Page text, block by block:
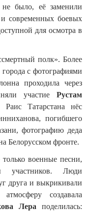
было, её заменили
и современных боевых
для осмотра в
полк». Более
с фотографиями
проходила через
участие Рустам
Раис Татарстана нёс
погибшего
фотографию деда
Белорусском фронте.
военные песни,
участников. Люди
друга и выкрикивали
создавала
Лера поделилась: